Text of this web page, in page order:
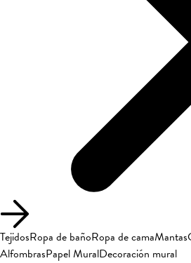
TejidosRopa de bañoRopa de camaMantas
AlfombrasPapel MuralDecoración mural